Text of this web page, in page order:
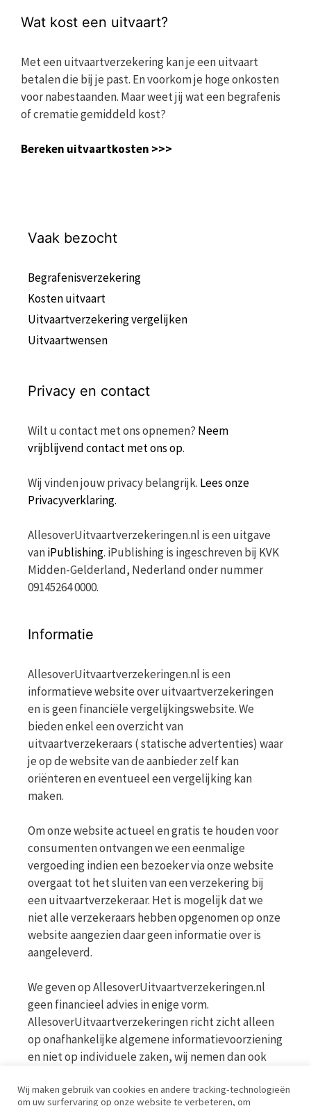
Wat kost een uitvaart?
Met een uitvaartverzekering kan je een uitvaart
betalen die bij je past. En voorkom je hoge onkosten
voor nabestaanden. Maar weet jij wat een begrafenis
of crematie gemiddeld kost?
Bereken uitvaartkosten >>>
Vaak bezocht
Begrafenisverzekering
Kosten uitvaart
Uitvaartverzekering vergelijken
Uitvaartwensen
Privacy en contact
Wilt u contact met ons opnemen? Neem
vrijblijvend contact met ons op.
Wij vinden jouw privacy belangrijk. Lees onze
Privacyverklaring.
AllesoverUitvaartverzekeringen.nl is een uitgave
vaniPublishing. iPublishing is ingeschreven bij KVK
Midden-Gelderland, Nederland onder nummer
09145264 0000.
Informatie
AllesoverUitvaartverzekeringen.nl is een
informatieve website over uitvaartverzekeringen
en is geen financiële vergelijkingswebsite. We
bieden enkel een overzicht van
uitvaartverzekeraars ( statische advertenties) waar
je op de website van de aanbieder zelf kan
oriënteren en eventueel een vergelijking kan
maken.
Om onze website actueel en gratis te houden voor
consumenten ontvangen we een eenmalige
vergoeding indien een bezoeker via onze website
overgaat tot het sluiten van een verzekering bij
een uitvaartverzekeraar. Het is mogelijk dat we
niet alle verzekeraars hebben opgenomen op onze
website aangezien daar geen informatie over is
aangeleverd.
We geven op AllesoverUitvaartverzekeringen.nl
geen financieel advies in enige vorm.
AllesoverUitvaartverzekeringen richt zicht alleen
op onafhankelijke algemene informatievoorziening
en niet op individuele zaken, wij nemen dan ook
voor meer informatie op de website van de AFM
Wij maken gebruik van cookies en andere tracking-technologieën
om uw surfervaring op onze website te verbeteren, om